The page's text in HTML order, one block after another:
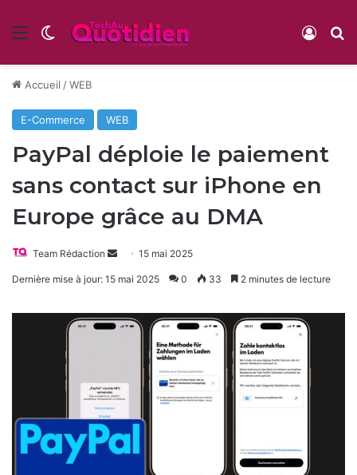
Menu Switch skin
Accueil /WEB
E-Commerce WEB
PayPal déploie le paiement
sans contact sur iPhone en
Europe grâce au DMA
Team Rédaction
Envoyer15 mai 2025
Dernière mise à jour: 15 mai 2025 0 33 2 minutes de lecture